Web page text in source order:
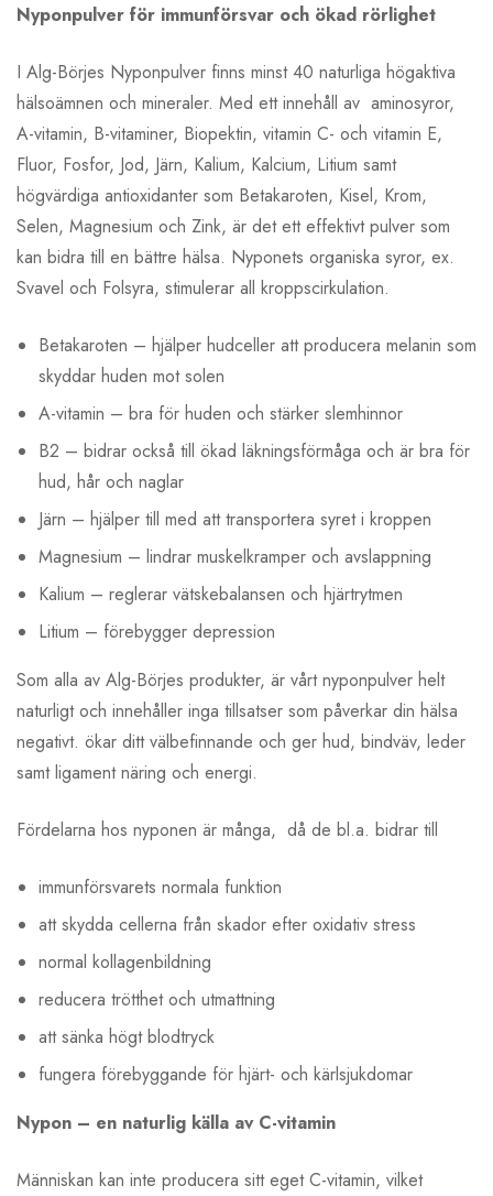
Nyponpulver för immunförsvar och ökad rörlighet
I Alg-Börjes Nyponpulver finns minst 40 naturliga högaktiva
hälsoämnen och mineraler. Med ett innehåll av aminosyror,
A-vitamin, B-vitaminer, Biopektin, vitamin C- och vitamin E,
Fluor, Fosfor, Jod, Järn, Kalium, Kalcium, Litium samt
högvärdiga antioxidanter som Betakaroten, Kisel, Krom,
Selen, Magnesium och Zink, är det ett effektivt pulver som
kan bidra till en bättre hälsa. Nyponets organiska syror, ex.
Svavel och Folsyra, stimulerar all kroppscirkulation.
Betakaroten – hjälper hudceller att producera melanin som
skyddar huden mot solen
A-vitamin – bra för huden och stärker slemhinnor
B2 – bidrar också till ökad läkningsförmåga och är bra för
hud, hår och naglar
Järn – hjälper till med att transportera syret i kroppen
Magnesium – lindrar muskelkramper och avslappning
Kalium – reglerar vätskebalansen och hjärtrytmen
Litium – förebygger depression
Som alla av Alg-Börjes produkter, är vårt nyponpulver helt
naturligt och innehåller inga tillsatser som påverkar din hälsa
negativt. ökar ditt välbefinnande och ger hud, bindväv, leder
samt ligament näring och energi.
Fördelarna hos nyponen är många, då de bl.a. bidrar till
immunförsvarets normala funktion
att skydda cellerna från skador efter oxidativ stress
normal kollagenbildning
reducera trötthet och utmattning
att sänka högt blodtryck
fungera förebyggande för hjärt- och kärlsjukdomar
Nypon – en naturlig källa av C-vitamin
Människan kan inte producera sitt eget C-vitamin, vilket